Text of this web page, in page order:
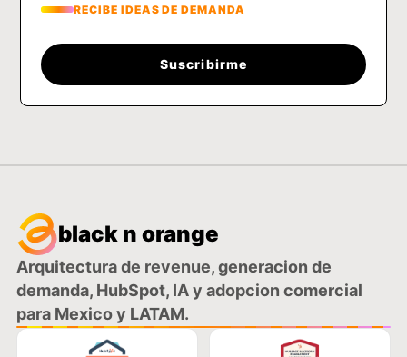
RECIBE IDEAS DE DEMANDA
Suscribirme
black n orange
Arquitectura de revenue, generacion de
demanda, HubSpot, IA y adopcion comercial
para Mexico y LATAM.